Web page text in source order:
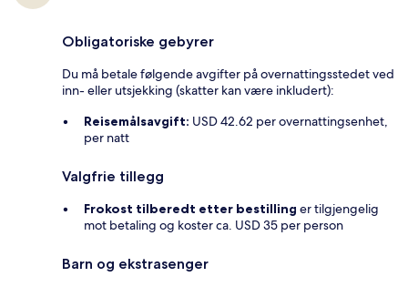
Obligatoriske gebyrer
Du må betale følgende avgifter på overnattingsstedet ved
inn- eller utsjekking (skatter kan være inkludert):
Reisemålsavgift: USD 42.62 per overnattingsenhet,
per natt
Valgfrie tillegg
Frokost tilberedt etter bestilling er tilgjengelig
mot betaling og koster ca. USD 35 per person
Barn og ekstrasenger